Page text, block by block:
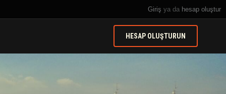
Giriş ya da hesap oluştur
HESAP OLUŞTURUN